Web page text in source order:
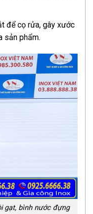
để cọ rửa, gây xước
sản phẩm.
gạt, bình nước đựng